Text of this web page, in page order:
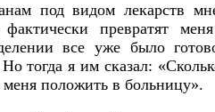
под видом лекарств
фактически превратят
все уже было
тогда я им сказал:
положить в больницу».